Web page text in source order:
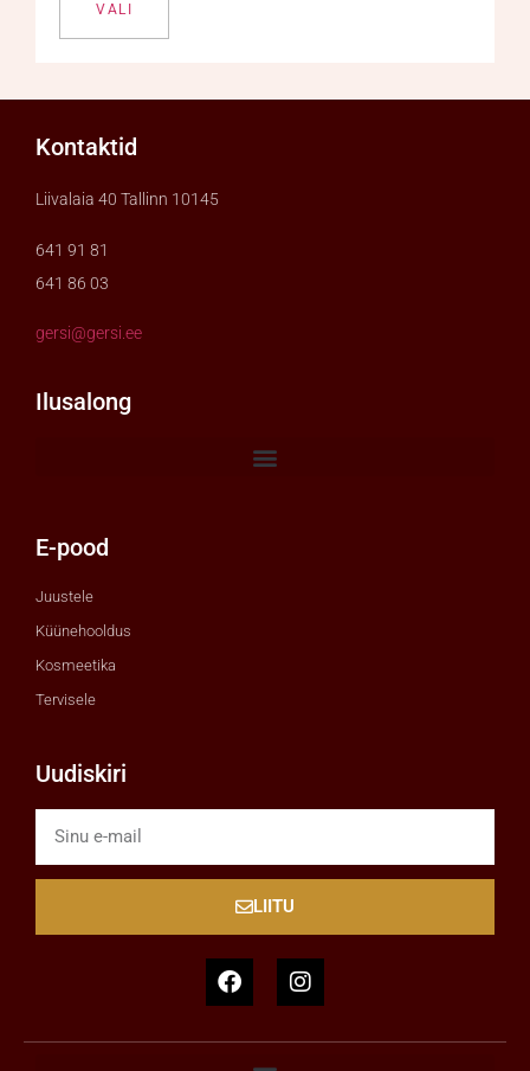
VALI
Kontaktid
Liivalaia 40 Tallinn 10145
641 91 81
641 86 03
gersi@gersi.ee
Ilusalong
E-pood
Juustele
Küünehooldus
Kosmeetika
Tervisele
Uudiskiri
LIITU